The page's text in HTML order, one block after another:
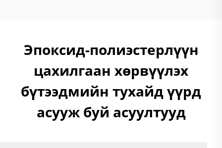
Эпоксид-полиэстерлүүн
цахилгаан хөрвүүлэх
бүтээдмийн тухайд үүрд
асууж буй асуултууд